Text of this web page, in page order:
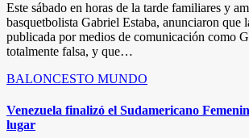
Este sábado en horas de la tarde familiares y
basquetbolista Gabriel Estaba, anunciaron que
publicada por medios de comunicación como
totalmente falsa, y que…
BALONCESTO MUNDO
Venezuela finalizó el Sudamericano
lugar